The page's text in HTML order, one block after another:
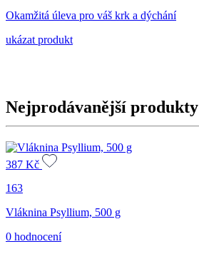
Okamžitá úleva pro váš krk a dýchání
ukázat produkt
Nejprodávanější produkty
387 Kč
163
Vláknina Psyllium, 500 g
0 hodnocení